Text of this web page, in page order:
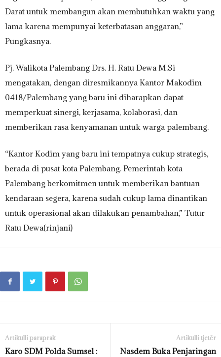
Darat untuk membangun akan membutuhkan waktu yang
lama karena mempunyai keterbatasan anggaran,”
Pungkasnya.
Pj. Walikota Palembang Drs. H. Ratu Dewa M.Si
mengatakan, dengan diresmikannya Kantor Makodim
0418/Palembang yang baru ini diharapkan dapat
memperkuat sinergi, kerjasama, kolaborasi, dan
memberikan rasa kenyamanan untuk warga palembang.
“Kantor Kodim yang baru ini tempatnya cukup strategis,
berada di pusat kota Palembang. Pemerintah kota
Palembang berkomitmen untuk memberikan bantuan
kendaraan segera, karena sudah cukup lama dinantikan
untuk operasional akan dilakukan penambahan,” Tutur
Ratu Dewa(rinjani)
Artikulli paraprak
Karo SDM Polda Sumsel :
Artikulli tjetër
Nasdem Buka Penjaringan